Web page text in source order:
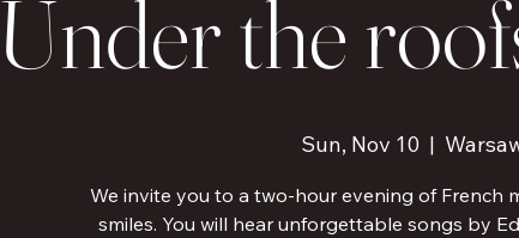
Under the
Sun, Nov 10
  |
We invite you to a two-hour evening of French
smiles. You will hear unforgettable songs by